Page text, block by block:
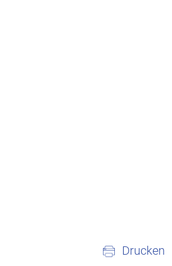
Drucken